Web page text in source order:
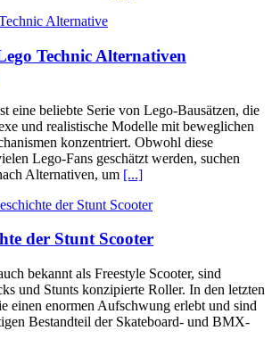
Technic Alternativen
eine beliebte Serie von Lego-Bausätzen, die
und realistische Modelle mit beweglichen
konzentriert. Obwohl diese
Lego-Fans geschätzt werden, suchen
Alternativen, um [...]
der Stunt Scooter
bekannt als Freestyle Scooter, sind
und Stunts konzipierte Roller. In den letzten
einen enormen Aufschwung erlebt und sind
Bestandteil der Skateboard- und BMX-